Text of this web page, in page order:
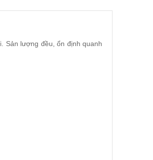
Sản lượng đều, ổn định quanh